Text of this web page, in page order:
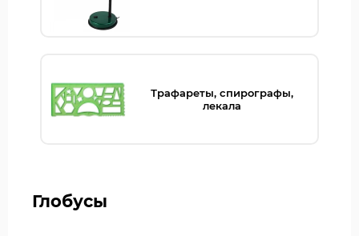
Глобусы
Трафареты, спирографы,
лекала